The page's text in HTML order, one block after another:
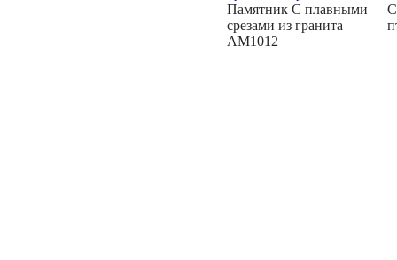
Памятник С плавными
срезами из гранита
AM1012